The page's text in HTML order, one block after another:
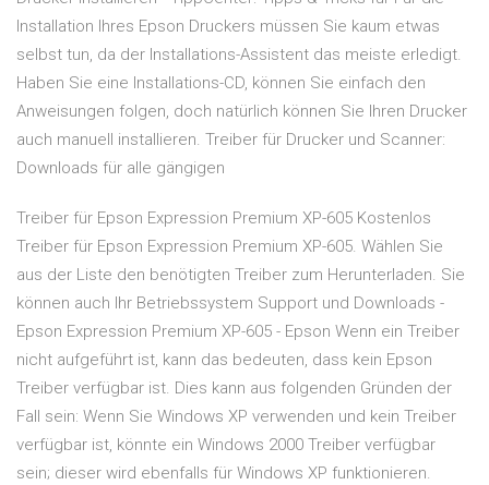
Installation Ihres Epson Druckers müssen Sie kaum etwas
selbst tun, da der Installations-Assistent das meiste erledigt.
Haben Sie eine Installations-CD, können Sie einfach den
Anweisungen folgen, doch natürlich können Sie Ihren Drucker
auch manuell installieren. Treiber für Drucker und Scanner:
Downloads für alle gängigen
Treiber für Epson Expression Premium XP-605 Kostenlos
Treiber für Epson Expression Premium XP-605. Wählen Sie
aus der Liste den benötigten Treiber zum Herunterladen. Sie
können auch Ihr Betriebssystem Support und Downloads -
Epson Expression Premium XP-605 - Epson Wenn ein Treiber
nicht aufgeführt ist, kann das bedeuten, dass kein Epson
Treiber verfügbar ist. Dies kann aus folgenden Gründen der
Fall sein: Wenn Sie Windows XP verwenden und kein Treiber
verfügbar ist, könnte ein Windows 2000 Treiber verfügbar
sein; dieser wird ebenfalls für Windows XP funktionieren.